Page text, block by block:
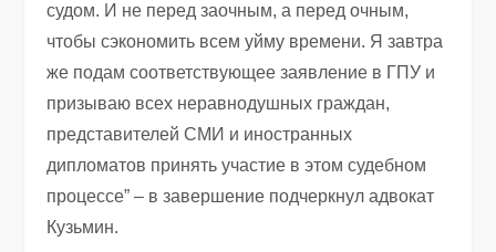
судом. И не перед заочным, а перед очным,
чтобы сэкономить всем уйму времени. Я завтра
же подам соответствующее заявление в ГПУ и
призываю всех неравнодушных граждан,
представителей СМИ и иностранных
дипломатов принять участие в этом судебном
процессе” – в завершение подчеркнул адвокат
Кузьмин.